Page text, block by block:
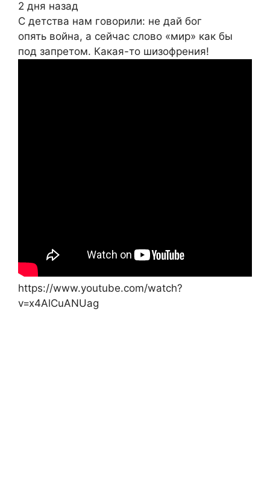
2 дня назад
С детства нам говорили: не дай бог
опять война, а сейчас слово «мир» как бы
под запретом. Какая-то шизофрения!
https://www.youtube.com/watch?
v=x4AlCuANUag